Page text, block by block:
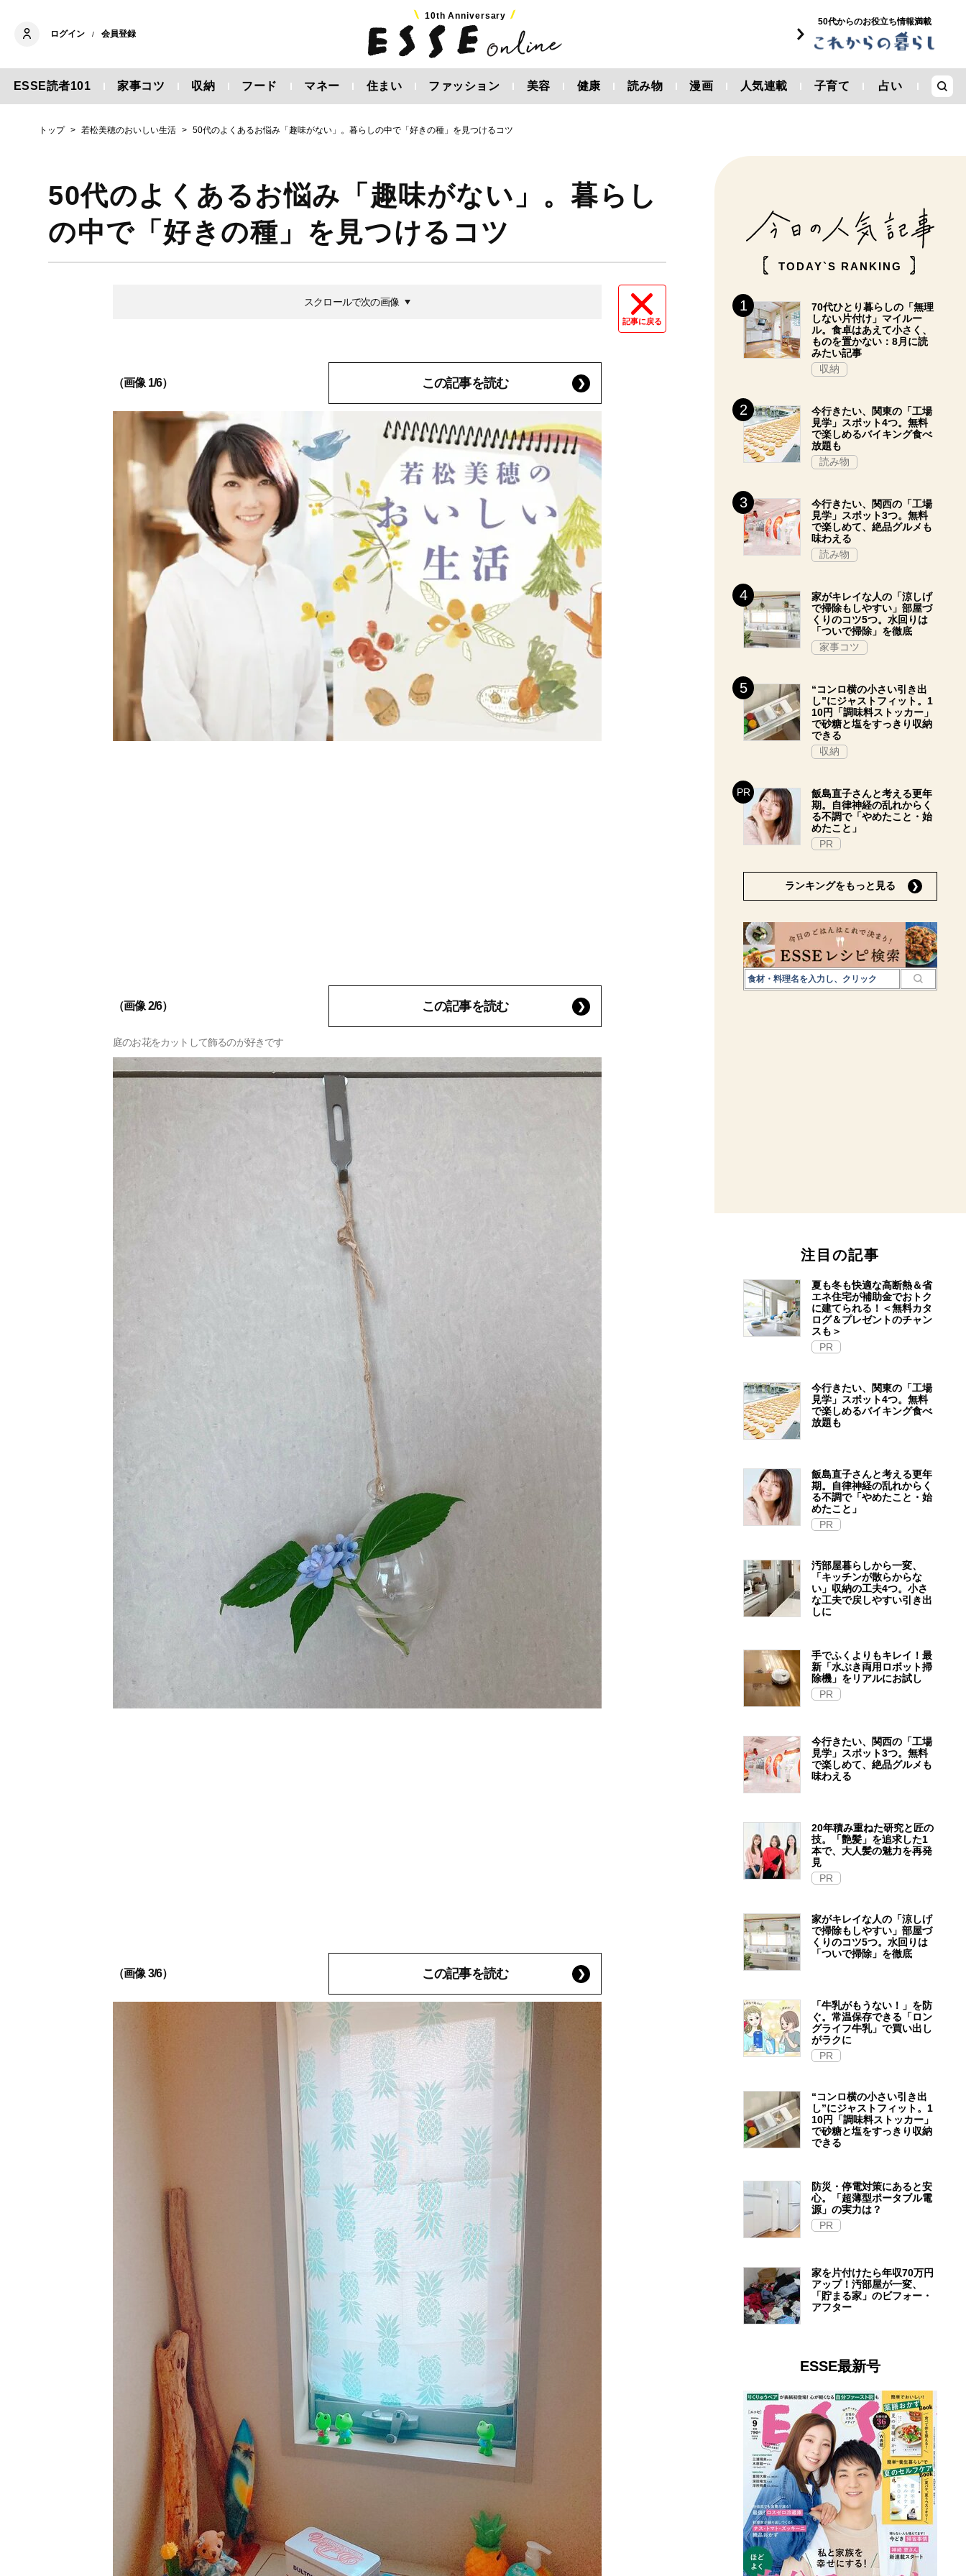
ログイン / 会員登録
10th Anniversary
50代からのお役立ち情報満載
ESSE読者101 家事コツ 収納 フード マネー 住まい ファッション 美容 健康 読み物 漫画 人気連載 子育て 占い
トップ 若松美穂のおいしい生活 50代のよくあるお悩み「趣味がない」。暮らしの中で「好きの種」を見つけるコツ
50代のよくあるお悩み「趣味がない」。暮らし
の中で「好きの種」を見つけるコツ
記事に戻る
スクロールで次の画像
（画像 1/6） この記事を読む
（画像 2/6） この記事を読む
庭のお花をカットして飾るのが好きです
（画像 3/6） この記事を読む
TODAY`S RANKING
70代ひとり暮らしの「無理
しない片付け」マイルー
ル。食卓はあえて小さく、
ものを置かない：8月に読
みたい記事
収納
今行きたい、関東の「工場
見学」スポット4つ。無料
で楽しめるバイキング食べ
放題も
読み物
今行きたい、関西の「工場
見学」スポット3つ。無料
で楽しめて、絶品グルメも
味わえる
読み物
家がキレイな人の「涼しげ
で掃除もしやすい」部屋づ
くりのコツ5つ。水回りは
「ついで掃除」を徹底
家事コツ
“コンロ横の小さい引き出
し”にジャストフィット。1
10円「調味料ストッカー」
で砂糖と塩をすっきり収納
できる
収納
飯島直子さんと考える更年
期。自律神経の乱れからく
る不調で「やめたこと・始
めたこと」
PR
ランキングをもっと見る
注目の記事
夏も冬も快適な高断熱＆省
エネ住宅が補助金でおトク
に建てられる！＜無料カタ
ログ＆プレゼントのチャン
スも＞
PR
今行きたい、関東の「工場
見学」スポット4つ。無料
で楽しめるバイキング食べ
放題も
飯島直子さんと考える更年
期。自律神経の乱れからく
る不調で「やめたこと・始
めたこと」
PR
汚部屋暮らしから一変、
「キッチンが散らからな
い」収納の工夫4つ。小さ
な工夫で戻しやすい引き出
しに
手でふくよりもキレイ！最
新「水ぶき両用ロボット掃
除機」をリアルにお試し
PR
今行きたい、関西の「工場
見学」スポット3つ。無料
で楽しめて、絶品グルメも
味わえる
20年積み重ねた研究と匠の
技。「艶髪」を追求した1
本で、大人髪の魅力を再発
見
PR
家がキレイな人の「涼しげ
で掃除もしやすい」部屋づ
くりのコツ5つ。水回りは
「ついで掃除」を徹底
「牛乳がもうない！」を防
ぐ。常温保存できる「ロン
グライフ牛乳」で買い出し
がラクに
PR
“コンロ横の小さい引き出
し”にジャストフィット。1
10円「調味料ストッカー」
で砂糖と塩をすっきり収納
できる
防災・停電対策にあると安
心。「超薄型ポータブル電
源」の実力は？​
PR
家を片付けたら年収70万円
アップ！汚部屋が一変、
「貯まる家」のビフォー・
アフター
ESSE最新号